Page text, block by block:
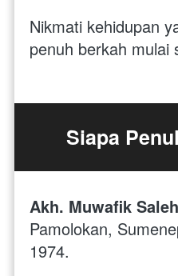
Nikmati kehidupan
penuh berkah mulai
Siapa
Akh. Muwafik Saleh
Pamolokan,
1974.